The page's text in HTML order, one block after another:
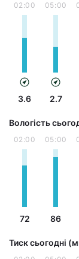
02:00
3.6
05:00
2.7
Вологість
02:00
72
05:00
86
Тиск сьогодні